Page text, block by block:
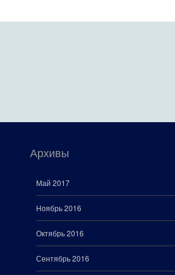
Архивы
Май 2017
Ноябрь 2016
Октябрь 2016
Сентябрь 2016